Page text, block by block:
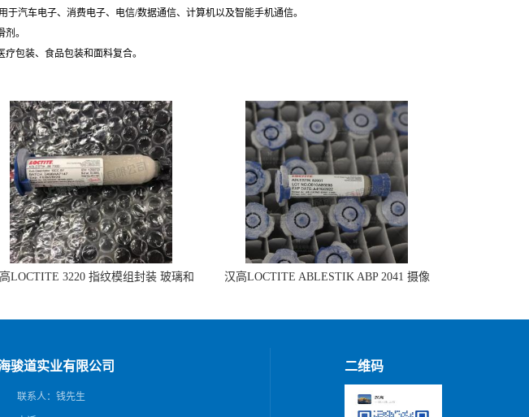
汽车电子、消费电子、电信/数据通信、计算机以及智能手机通信。
。
包装、食品包装和面料复合。
LOCTITE 3220 指纹模组封装 玻璃和
汉高LOCTITE ABLESTIK ABP 2041 摄像
海骏道实业有限公司
联系人：钱先生
二维码